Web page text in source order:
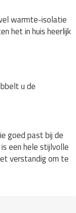
warmte-isolatie
het in huis heerlijk
u de
goed past bij de
een hele stijlvolle
verstandig om te